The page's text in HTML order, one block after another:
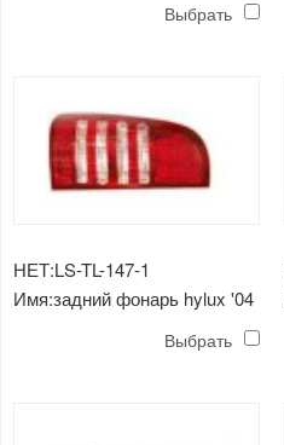
Выбрать
НЕТ:LS-TL-147-1
Имя:задний фонарь hylux '04
Выбрать